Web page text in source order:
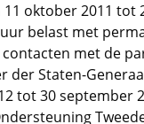
11 oktober 2011 tot
belast met
met de
der Staten-
tot 30 september